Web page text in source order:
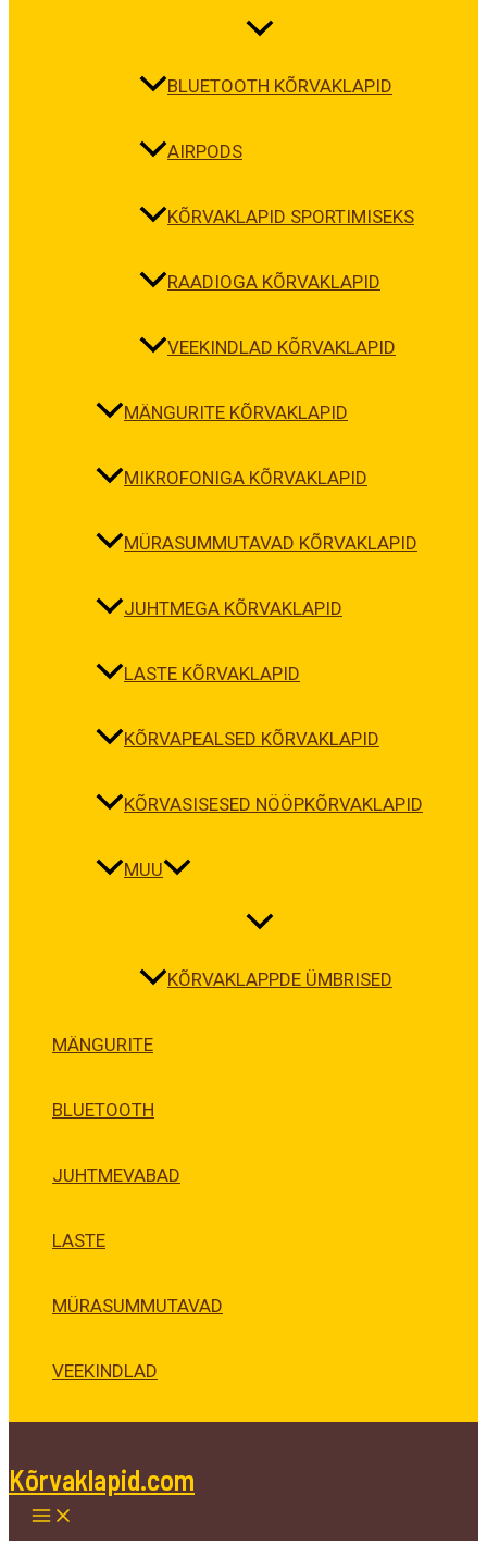
BLUETOOTH KÕRVAKLAPID
AIRPODS
KÕRVAKLAPID SPORTIMISEKS
RAADIOGA KÕRVAKLAPID
VEEKINDLAD KÕRVAKLAPID
MÄNGURITE KÕRVAKLAPID
MIKROFONIGA KÕRVAKLAPID
MÜRASUMMUTAVAD KÕRVAKLAPID
JUHTMEGA KÕRVAKLAPID
LASTE KÕRVAKLAPID
KÕRVAPEALSED KÕRVAKLAPID
KÕRVASISESED NÖÖPKÕRVAKLAPID
MUU
KÕRVAKLAPPDE ÜMBRISED
MÄNGURITE
BLUETOOTH
JUHTMEVABAD
LASTE
MÜRASUMMUTAVAD
VEEKINDLAD
Kõrvaklapid.com